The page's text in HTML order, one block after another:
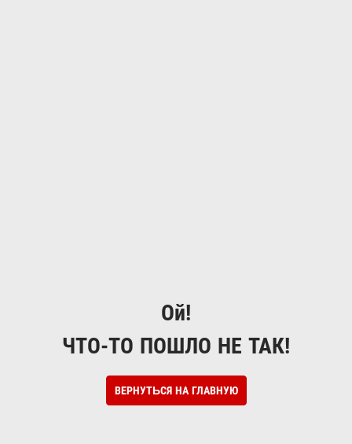
Ой!
ЧТО-ТО ПОШЛО НЕ ТАК!
ВЕРНУТЬСЯ НА ГЛАВНУЮ